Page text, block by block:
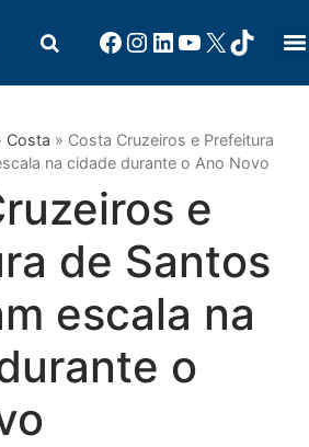
Costa » Costa Cruzeiros e Prefeitura
na cidade durante o Ano Novo
e
de Santos
escala na
o